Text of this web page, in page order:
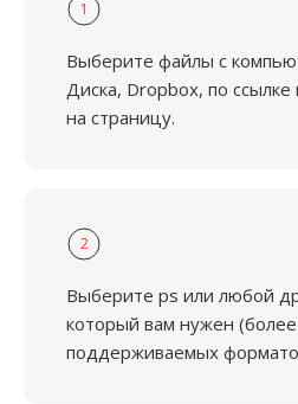
1
Выберите файлы с
Диска, Dropbox, по
на страницу.
2
Выберите ps или любой
который вам нужен
поддерживаемых